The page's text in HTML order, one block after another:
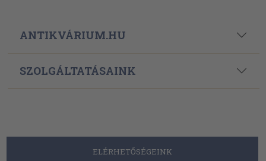
ANTIKVÁRIUM.HU
SZOLGÁLTATÁSAINK
ELÉRHETŐSÉGEINK